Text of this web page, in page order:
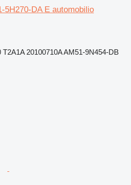
5H270-DA E automobilio
20100710A AM51-9N454-DB